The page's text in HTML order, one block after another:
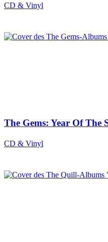
CD & Vinyl
The Gems: Year Of The
CD & Vinyl